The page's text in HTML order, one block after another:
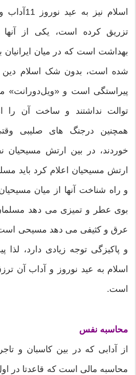
اسلام نیز
تزریق کرده است، یکی از
بهداشت است که در میان ایرانیان
شده است، بدون شک اسلام
پیراستگی است و «ویل‌دورانت»
توالت نداشتند و ساخت آن را
همچنین درجنگ های صلیبی
خوردند، در بین ارتش مسیحیان
ارتش مسیحیان اعلام کرد باید
و راه شناخت آنها از میان
بوی عطر و تمیزی می دهد
عرق و کثیفی می دهد مسیحی
و پاکیزگی توجه زیادی دارد، لذا
اسلام به عید نوروز و آداب آن
است.
محاسبه نفس
از آدابی که در بین کاسبان و
محاسبه مالی است که قاعدتا